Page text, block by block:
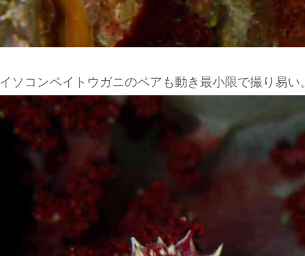
イソコンペイトウガニのペアも動き最小限で撮り易い。